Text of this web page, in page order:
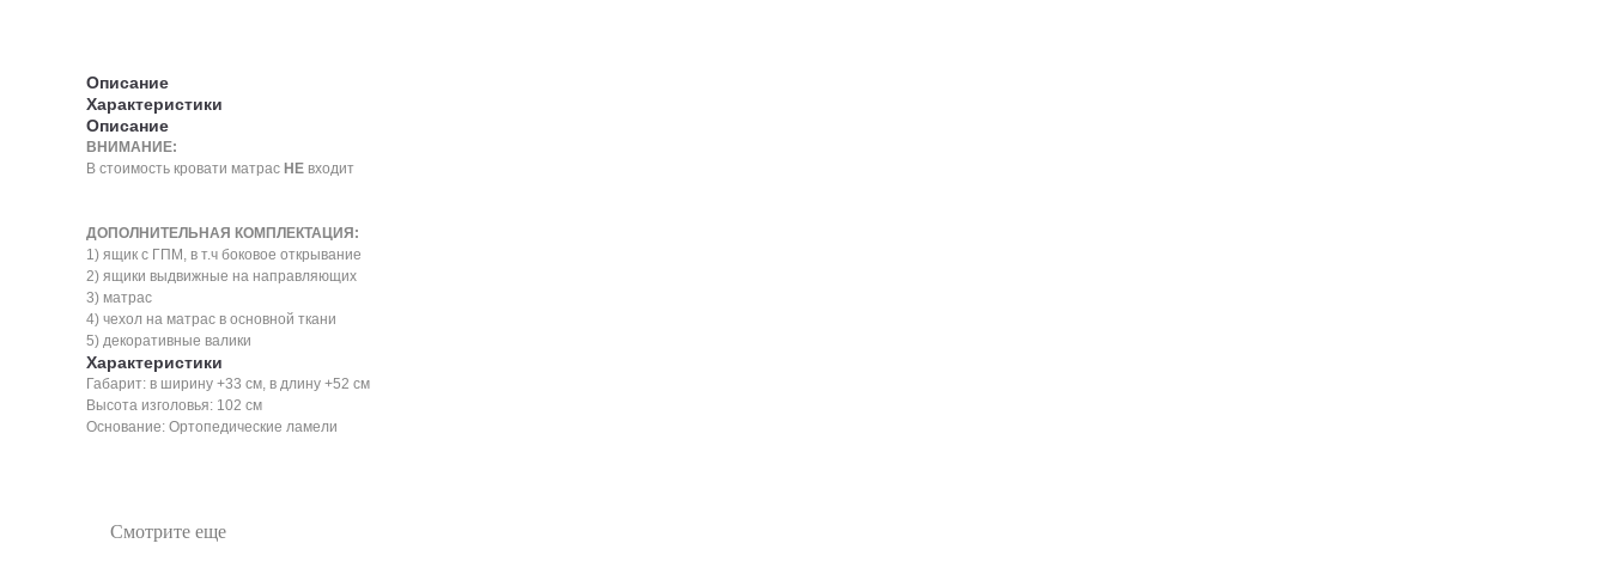
Описание
Характеристики
Описание
ВНИМАНИЕ:
В стоимость кровати матрас НЕ входит
ДОПОЛНИТЕЛЬНАЯ КОМПЛЕКТАЦИЯ:
1) ящик с ГПМ, в т.ч боковое открывание
2) ящики выдвижные на направляющих
3) матрас
4) чехол на матрас в основной ткани
5) декоративные валики
Характеристики
Габарит: в ширину +33 см, в длину +52 см
Высота изголовья: 102 см
Основание: Ортопедические ламели
Смотрите еще